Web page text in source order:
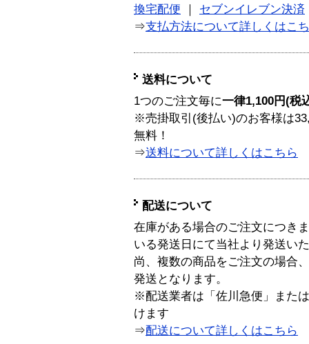
換宅配便
セブンイレブン決済
⇒支払方法について詳しくはこ
送料について
1つのご注文毎に一律1,100円(税
※売掛取引(後払い)のお客様は
無料！
⇒送料について詳しくはこちら
配送について
在庫がある場合のご注文につき
いる発送日にて当社より発送い
尚、複数の商品をご注文の場合
発送となります。
※配送業者は「佐川急便」また
けます
⇒配送について詳しくはこちら